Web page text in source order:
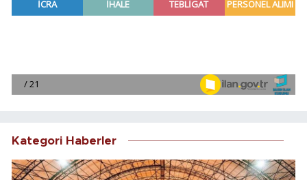
Kategori Haberler